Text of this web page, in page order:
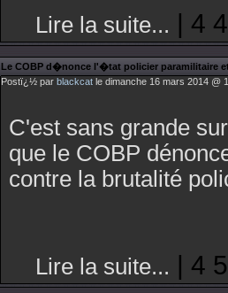
Lire la suite... | 4
Le COBP d�nonce l'�tat policier paramilitaire
Postï¿½ par blackcat le dimanche 16 mars 2014 @
C'est sans grande
que le COBP
contre la brutalité
Lire la suite... | 4